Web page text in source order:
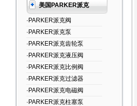
美国PARKER派克
·PARKER派克阀
·PARKER派克泵
·PARKER派克齿轮泵
·PARKER派克液压阀
·PARKER派克比例阀
·PARKER派克过滤器
·PARKER派克电磁阀
·PARKER派克柱塞泵